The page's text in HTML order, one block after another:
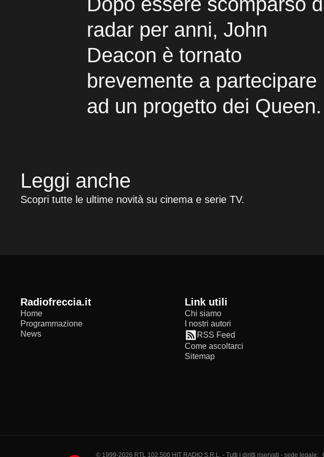
radar per anni, John
Deacon è tornato
brevemente a partecipare
ad un progetto dei Queen.
Leggi anche
Scopri tutte le ultime novità su cinema e serie TV.
radiofreccia.it
Home
Programmazione
News
Link utili
Chi siamo
I nostri autori
RSS Feed
Come ascoltarci
Sitemap
© 1999-2026 RTL 102,500 HIT RADIO S.R.L. - Tutti i diritti riservati - sede legale: